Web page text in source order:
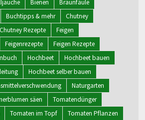
Bienen
Braunfäule
Buchtipps & mehr
Chutney
Chutney Rezepte
Feigen
Feigenrezepte
Feigen Rezepte
Hochbeet
Hochbeet bauen
Hochbeet selber bauen
Naturgarten
säen
Tomatendünger
Tomaten im Topf Tomaten Pflanzen